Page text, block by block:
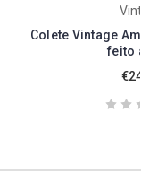
Colete Vintage
feito